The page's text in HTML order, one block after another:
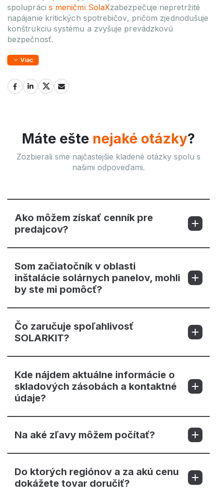
spolupráci s meničmi SolaXzabezpečuje nepretržité
napájanie kritických spotrebičov, pričom zjednodušuje
konštrukciu systému a zvyšuje prevádzkovú
bezpečnosť.
Viac
Máte ešte nejaké otázky?
Zozbierali sme najčastejšie kladené otázky spolu s
našimi odpoveďami.
Ako môžem získať cenník pre
predajcov?
Som začiatočník v oblasti
inštalácie solárnych panelov, mohli
by ste mi pomôcť?
Čo zaručuje spoľahlivosť
SOLARKIT?
Kde nájdem aktuálne informácie o
skladových zásobách a kontaktné
údaje?
Na aké zľavy môžem počítať?
Do ktorých regiónov a za akú cenu
dokážete tovar doručiť?